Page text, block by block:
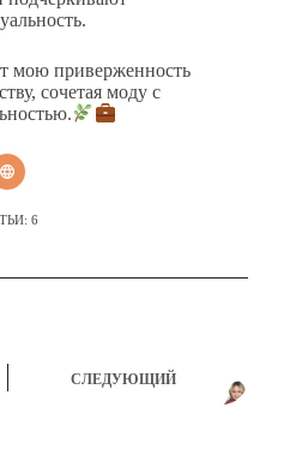
мою приверженность
сочетая моду с
6
СЛЕДУЮЩИЙ